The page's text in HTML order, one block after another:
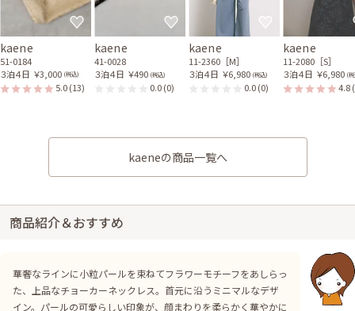
kaene
51-0184
３泊４日 ￥3,000 (税込)
5.0(13)
kaene
41-0028
３泊４日 ￥490 (税込)
0.0(0)
kaene
11-2360［M］
３泊４日 ￥6,980 (税込)
0.0(0)
kaene
11-2080［S］
３泊４日 ￥6,980 (
4.8
kaeneの商品一覧へ
商品紹介＆おすすめ
華奢なラインに小粒パールを束ねてフラワーモチーフをあしらっ
た、上品なチョーカーネックレス。首元に沿うミニマルなデザ
イン。パールの可愛らしい印象が、顔まわりを柔らかく華やかに